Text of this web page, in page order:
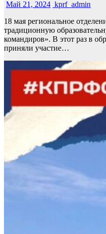
Май 21, 2024 kprf_admin
18 мая региональное
традиционную
командиров». В этот раз в
приняли участие…